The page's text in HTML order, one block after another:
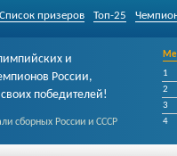
Список призеров Топ-25
и
России,
победителей!
сборных России и СССР
1
2
3
4